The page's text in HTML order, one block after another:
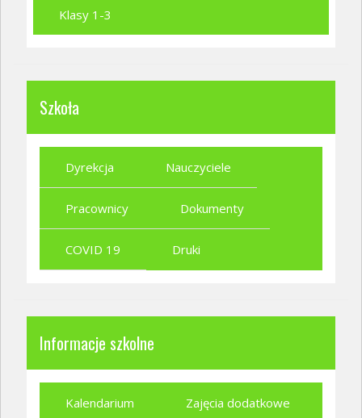
Klasy 1-3
Szkoła
Dyrekcja Nauczyciele
Pracownicy Dokumenty
COVID 19 Druki
Informacje szkolne
Kalendarium Zajęcia dodatkowe